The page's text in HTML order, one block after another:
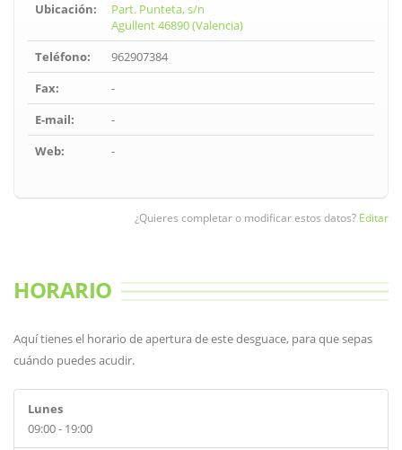
Ubicación:
Part. Punteta, s/n
Agullent 46890 (Valencia)
Teléfono:
962907384
Fax:
-
E-mail:
-
Web:
-
¿Quieres completar o modificar estos datos? Editar
HORARIO
Aquí tienes el horario de apertura de este desguace, para que sepas
cuándo puedes acudir.
Lunes
09:00 - 19:00